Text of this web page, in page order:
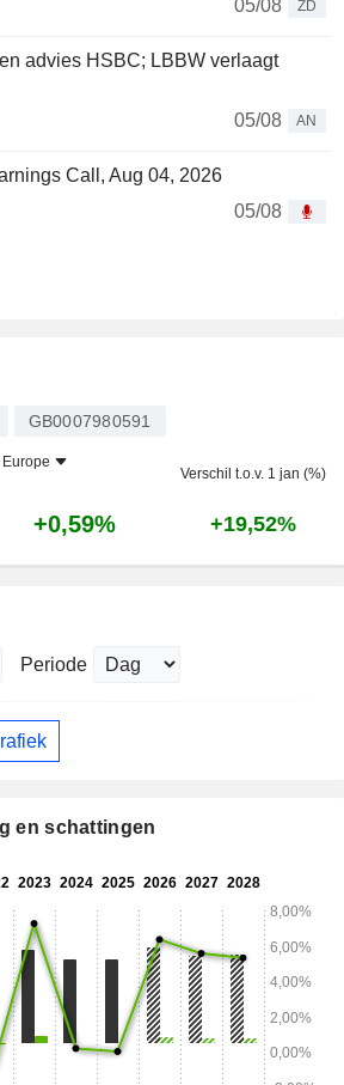
05/08
ZD
advies HSBC; LBBW verlaagt
05/08
AN
Call, Aug 04, 2026
05/08
GB0007980591
Verschil t.o.v. 1 jan (%)
+0,59% +19,52%
Periode
en schattingen